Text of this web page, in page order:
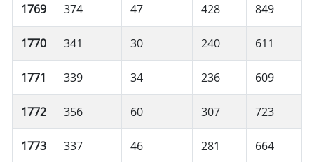
1769 374 47 428 849
1770 341 30 240 611
1771 339 34 236 609
1772 356 60 307 723
1773 337 46 281 664